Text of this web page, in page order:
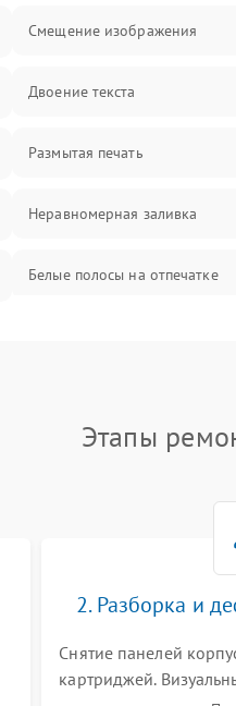
Смещение изображения
Двоение текста
Размытая печать
Неравномерная заливка
Белые полосы на отпечатке
Этапы
2. Разборка и
Снятие панелей
картриджей.